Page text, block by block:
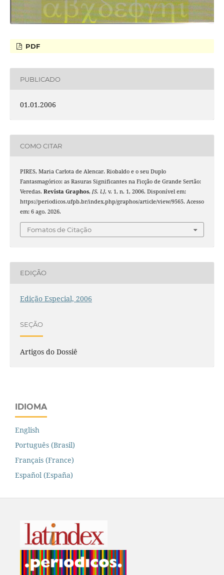
PDF
PUBLICADO
01.01.2006
COMO CITAR
PIRES, Maria Carlota de Alencar. Riobaldo e o seu Duplo
Fantasmagórico: as Rasuras Significantes na Ficção de Grande Sertão:
Veredas. Revista Graphos, [S. l.], v. 1, n. 1, 2006. Disponível em:
https://periodicos.ufpb.br/index.php/graphos/article/view/9565. Acesso
em: 6 ago. 2026.
Fomatos de Citação
EDIÇÃO
Edição Especial, 2006
SEÇÃO
Artigos do Dossiê
IDIOMA
English
Português (Brasil)
Français (France)
Español (España)